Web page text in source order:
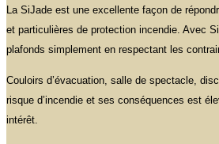
La SiJade est une excellente façon de
et particulières de protection incendie. Avec
plafonds simplement en respectant les
Couloirs d’évacuation, salle de spectacle,
risque d’incendie et ses conséquences est
intérêt.